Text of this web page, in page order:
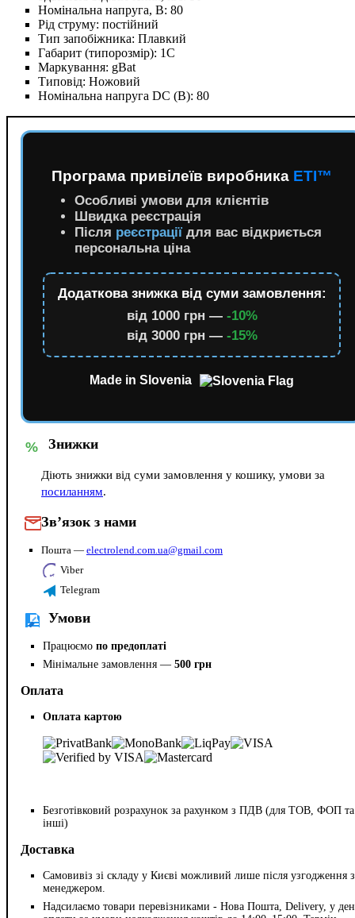
Номінальна напруга, В: 80
Рід струму: постійний
Тип запобіжника: Плавкий
Габарит (типорозмір): 1С
Маркування: gBat
Типовід: Ножовий
Номінальна напруга DC (В): 80
Програма привілеїв виробника ETI™
Особливі умови для клієнтів
Швидка реєстрація
Після реєстрації для вас відкриється
персональна ціна
Додаткова знижка від суми замовлення:
від 1000 грн — -10%
від 3000 грн — -15%
Made in Slovenia
% Знижки
Діють знижки від суми замовлення у кошику, умови за
посиланням.
Зв’язок з нами
Пошта — electrolend.com.ua@gmail.com
Viber
Telegram
Умови
Працюємо по предоплаті
Мінімальне замовлення — 500 грн
Оплата
Оплата картою
Безготівковий розрахунок за рахунком з ПДВ (для ТОВ, ФОП та
інші)
Доставка
Самовивіз зі складу у Києві можливий лише після узгодження з
менеджером.
Надсилаємо товари перевізниками - Нова Пошта, Delivery, у